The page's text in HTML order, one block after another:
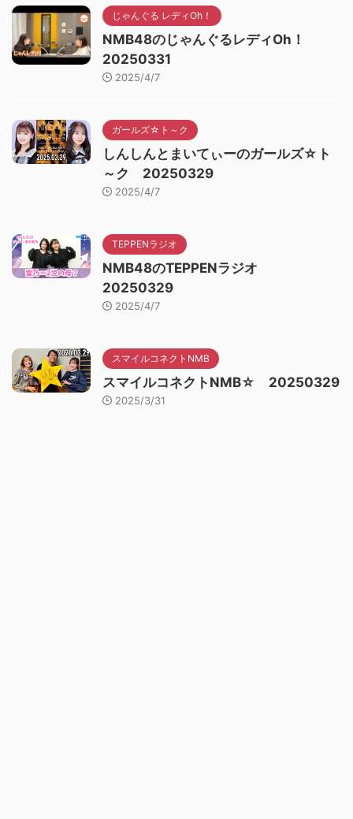
じゃんぐる レディOh！
NMB48のじゃんぐるレディOh！
20250331
2025/4/7
ガールズ☆ト～ク
しんしんとまいてぃーのガールズ☆ト
～ク 20250329
2025/4/7
TEPPENラジオ
NMB48のTEPPENラジオ
20250329
2025/4/7
スマイルコネクトNMB
スマイルコネクトNMB☆ 20250329
2025/3/31